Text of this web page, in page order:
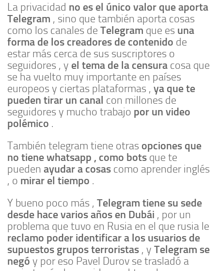
La privacidad no es el único valor que aporta
Telegram , sino que también aporta cosas
como los canales de Telegram que es una
forma de los creadores de contenido de
estar más cerca de sus suscriptores o
seguidores , y el tema de la censura cosa que
se ha vuelto muy importante en países
europeos y ciertas plataformas , ya que te
pueden tirar un canal con millones de
seguidores y mucho trabajo por un video
polémico .
También telegram tiene otras opciones que
no tiene whatsapp , como bots que te
pueden ayudar a cosas como aprender inglés
, o mirar el tiempo .
Y bueno poco más , Telegram tiene su sede
desde hace varios años en Dubái , por un
problema que tuvo en Rusia en el que rusia le
reclamo poder identificar a los usuarios de
supuestos grupos terroristas , y Telegram se
negó y por eso Pavel Durov se trasladó a